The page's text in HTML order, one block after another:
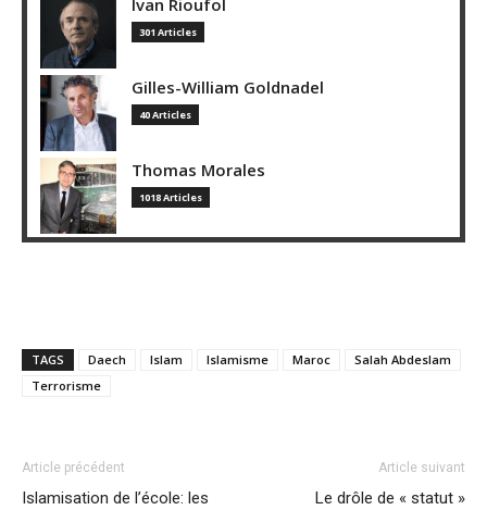
Ivan Rioufol
301 Articles
Gilles-William Goldnadel
40 Articles
Thomas Morales
1018 Articles
TAGS Daech Islam Islamisme Maroc
Salah Abdeslam
Terrorisme
Article précédent
Islamisation de l’école: les
Article suivant
Le drôle de « statut »